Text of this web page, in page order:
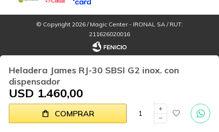
Heladera James RJ-30 SBSI G2 inox. con
dispensador
USD 1.460,00
COMPRAR
add
remove
consultas
no dudes
© Copyright 2026 / Magic Center - IRONAL SA / RUT:
211626020016
Fenicio